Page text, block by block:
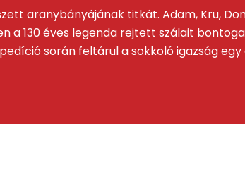
aranybányájának titkát. Adam, Kru,
130 éves legenda rejtett szálait
során feltárul a sokkoló igazság